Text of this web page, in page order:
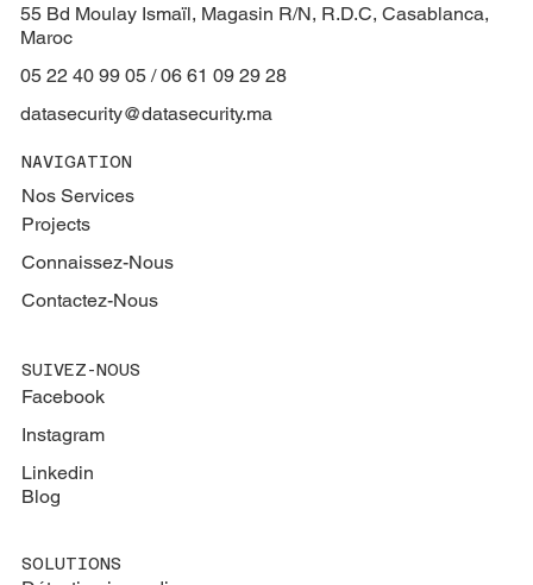
55 Bd Moulay Ismaïl, Magasin R/N, R.D.C, Casablanca,
Maroc
05 22 40 99 05 / 06 61 09 29 28
datasecurity@datasecurity.ma
NAVIGATION
Nos Services
Projects
Connaissez-Nous
Contactez-Nous
SUIVEZ-NOUS
Facebook
Instagram
Linkedin
Blog
SOLUTIONS